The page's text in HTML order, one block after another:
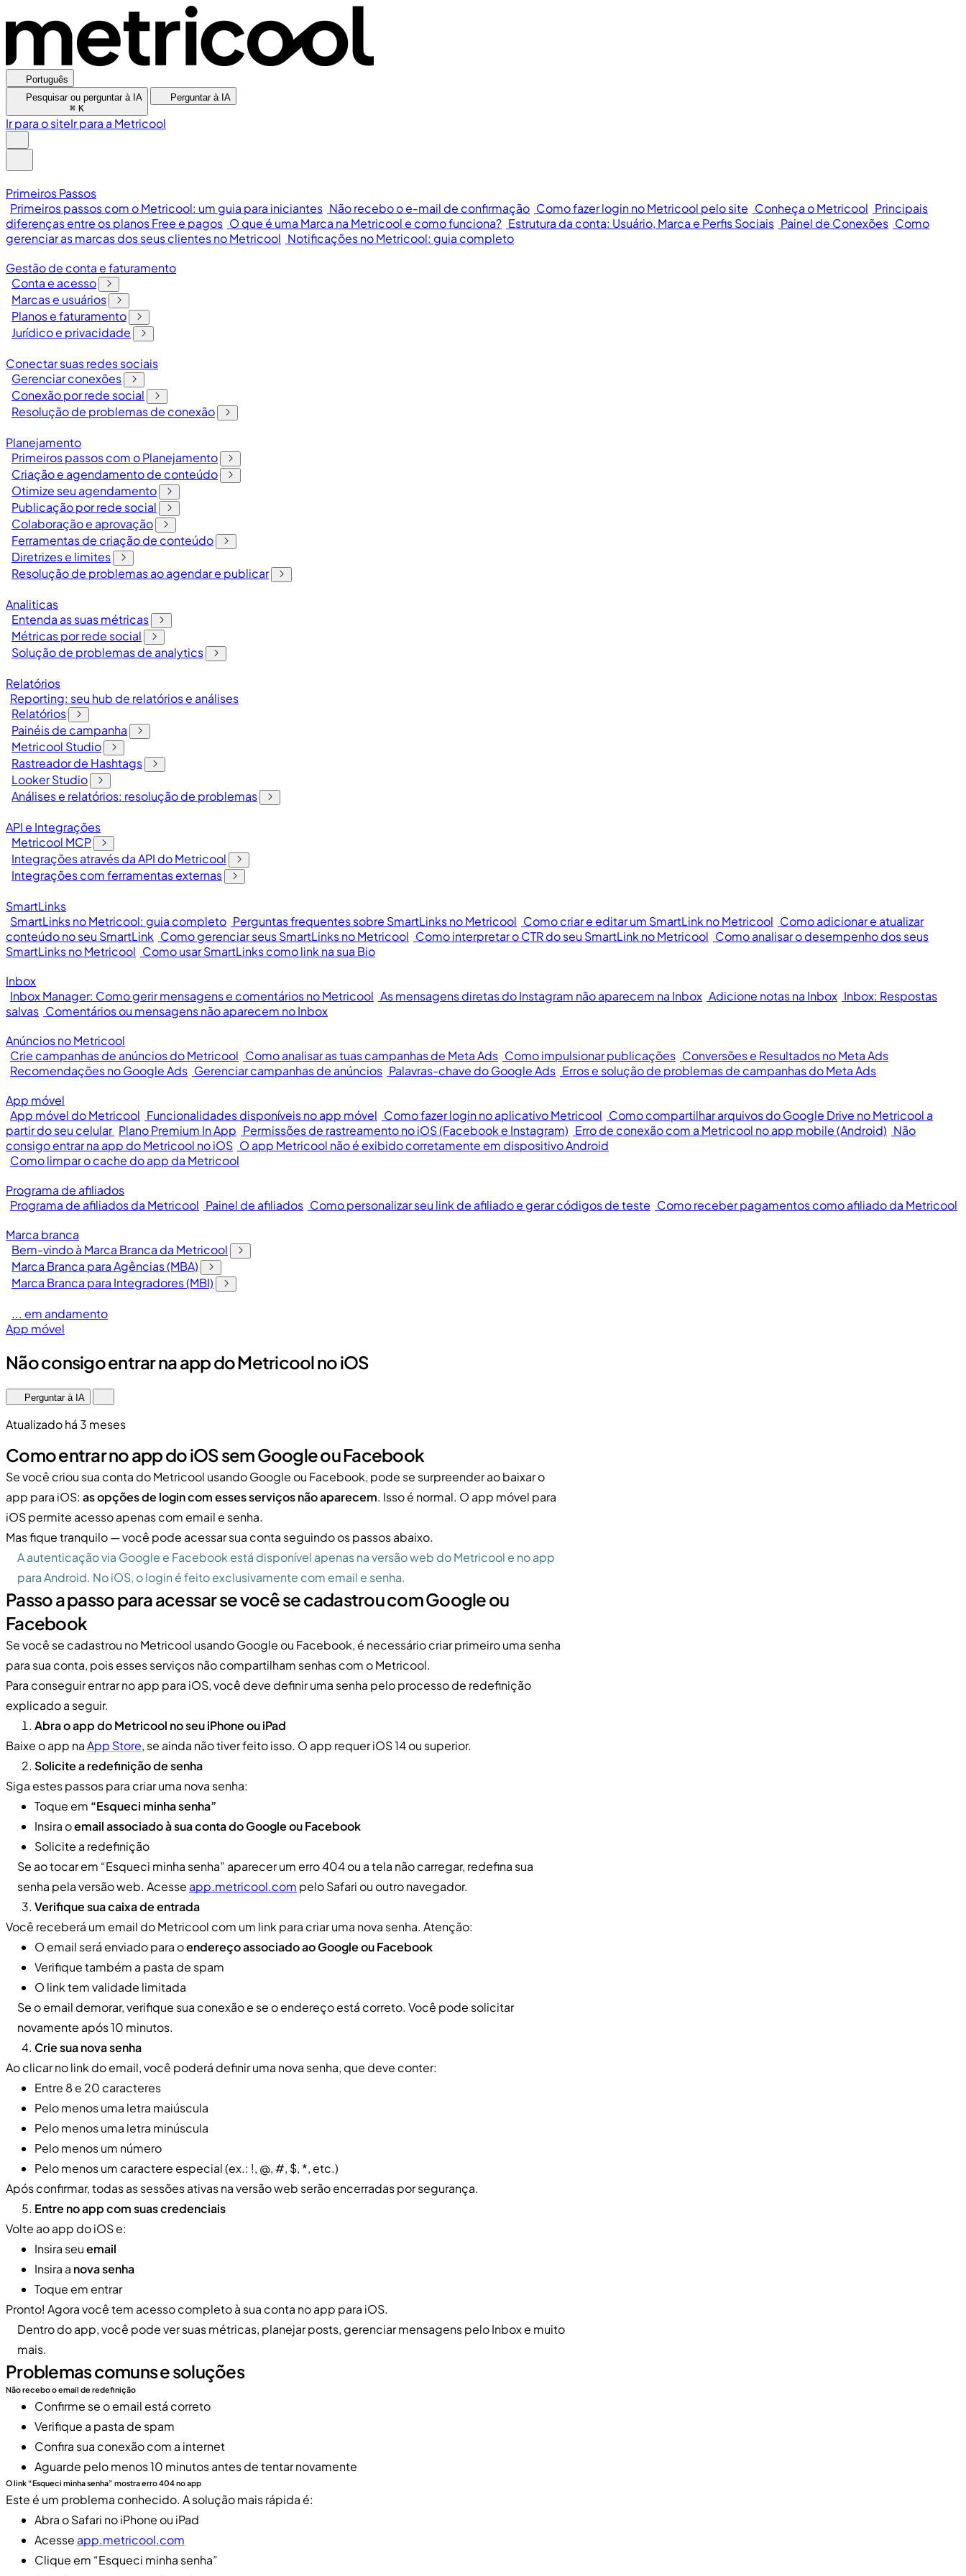
Português
Pesquisar ou perguntar à IA
⌘ K
Perguntar à IA
Ir para o siteIr para a Metricool
Primeiros Passos
Primeiros passos com o Metricool: um guia para iniciantes Não recebo o e-mail de confirmação Como fazer login no Metricool pelo site Conheça o Metricool Principais
diferenças entre os planos Free e pagos O que é uma Marca na Metricool e como funciona? Estrutura da conta: Usuário, Marca e Perfis Sociais Painel de Conexões Como
gerenciar as marcas dos seus clientes no Metricool Notificações no Metricool: guia completo
Gestão de conta e faturamento
Conta e acesso
Marcas e usuários
Planos e faturamento
Jurídico e privacidade
Conectar suas redes sociais
Gerenciar conexões
Conexão por rede social
Resolução de problemas de conexão
Planejamento
Primeiros passos com o Planejamento
Criação e agendamento de conteúdo
Otimize seu agendamento
Publicação por rede social
Colaboração e aprovação
Ferramentas de criação de conteúdo
Diretrizes e limites
Resolução de problemas ao agendar e publicar
Analiticas
Entenda as suas métricas
Métricas por rede social
Solução de problemas de analytics
Relatórios
Reporting: seu hub de relatórios e análises
Relatórios
Painéis de campanha
Metricool Studio
Rastreador de Hashtags
Looker Studio
Análises e relatórios: resolução de problemas
API e Integrações
Metricool MCP
Integrações através da API do Metricool
Integrações com ferramentas externas
SmartLinks
SmartLinks no Metricool: guia completo Perguntas frequentes sobre SmartLinks no Metricool Como criar e editar um SmartLink no Metricool Como adicionar e atualizar
conteúdo no seu SmartLink Como gerenciar seus SmartLinks no Metricool Como interpretar o CTR do seu SmartLink no Metricool Como analisar o desempenho dos seus
SmartLinks no Metricool Como usar SmartLinks como link na sua Bio
Inbox
Inbox Manager: Como gerir mensagens e comentários no Metricool As mensagens diretas do Instagram não aparecem na Inbox Adicione notas na Inbox Inbox: Respostas
salvas Comentários ou mensagens não aparecem no Inbox
Anúncios no Metricool
Crie campanhas de anúncios do Metricool Como analisar as tuas campanhas de Meta Ads Como impulsionar publicações Conversões e Resultados no Meta Ads
Recomendações no Google Ads Gerenciar campanhas de anúncios Palavras-chave do Google Ads Erros e solução de problemas de campanhas do Meta Ads
App móvel
App móvel do Metricool Funcionalidades disponíveis no app móvel Como fazer login no aplicativo Metricool Como compartilhar arquivos do Google Drive no Metricool a
partir do seu celular Plano Premium In App Permissões de rastreamento no iOS (Facebook e Instagram) Erro de conexão com a Metricool no app mobile (Android) Não
consigo entrar na app do Metricool no iOS O app Metricool não é exibido corretamente em dispositivo Android
Como limpar o cache do app da Metricool
Programa de afiliados
Programa de afiliados da Metricool Painel de afiliados Como personalizar seu link de afiliado e gerar códigos de teste Como receber pagamentos como afiliado da Metricool
Marca branca
Bem-vindo à Marca Branca da Metricool
Marca Branca para Agências (MBA)
Marca Branca para Integradores (MBI)
... em andamento
App móvel
Não consigo entrar na app do Metricool no iOS
Perguntar à IA
Atualizado há 3 meses
Como entrar no app do iOS sem Google ou Facebook
Se você criou sua conta do Metricool usando Google ou Facebook, pode se surpreender ao baixar o
app para iOS: as opções de login com esses serviços não aparecem. Isso é normal. O app móvel para
iOS permite acesso apenas com email e senha.
Mas fique tranquilo — você pode acessar sua conta seguindo os passos abaixo.
A autenticação via Google e Facebook está disponível apenas na versão web do Metricool e no app
para Android. No iOS, o login é feito exclusivamente com email e senha.
Passo a passo para acessar se você se cadastrou com Google ou
Facebook
Se você se cadastrou no Metricool usando Google ou Facebook, é necessário criar primeiro uma senha
para sua conta, pois esses serviços não compartilham senhas com o Metricool.
Para conseguir entrar no app para iOS, você deve definir uma senha pelo processo de redefinição
explicado a seguir.
Abra o app do Metricool no seu iPhone ou iPad
Baixe o app naApp Store, se ainda não tiver feito isso. O app requer iOS 14 ou superior.
Solicite a redefinição de senha
Siga estes passos para criar uma nova senha:
Toque em “Esqueci minha senha”
Insira oemail associado à sua conta do Google ou Facebook
Solicite a redefinição
Se ao tocar em “Esqueci minha senha” aparecer um erro 404 ou a tela não carregar, redefina sua
senha pela versão web. Acesse app.metricool.com pelo Safari ou outro navegador.
Verifique sua caixa de entrada
Você receberá um email do Metricool com um link para criar uma nova senha. Atenção:
O email será enviado para oendereço associado ao Google ou Facebook
Verifique também a pasta de spam
O link tem validade limitada
Se o email demorar, verifique sua conexão e se o endereço está correto. Você pode solicitar
novamente após 10 minutos.
Crie sua nova senha
Ao clicar no link do email, você poderá definir uma nova senha, que deve conter:
Entre 8 e 20 caracteres
Pelo menos uma letra maiúscula
Pelo menos uma letra minúscula
Pelo menos um número
Pelo menos um caractere especial (ex.: !, @, #, $, *, etc.)
Após confirmar, todas as sessões ativas na versão web serão encerradas por segurança.
Entre no app com suas credenciais
Volte ao app do iOS e:
Insira seuemail
Insira a nova senha
Toque em entrar
Pronto! Agora você tem acesso completo à sua conta no app para iOS.
Dentro do app, você pode ver suas métricas, planejar posts, gerenciar mensagens pelo Inbox e muito
mais.
Problemas comuns e soluções
Não recebo o email de redefinição
Confirme se o email está correto
Verifique a pasta de spam
Confira sua conexão com a internet
Aguarde pelo menos 10 minutos antes de tentar novamente
O link “Esqueci minha senha” mostra erro 404 no app
Este é um problema conhecido. A solução mais rápida é:
Abra o Safari no iPhone ou iPad
Acesse app.metricool.com
Clique em “Esqueci minha senha”